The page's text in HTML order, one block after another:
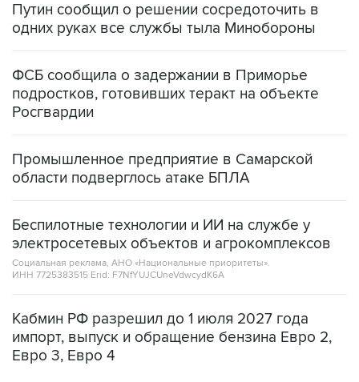
Путин сообщил о решении сосредоточить в
одних руках все службы тыла Минобороны
ФСБ сообщила о задержании в Приморье
подростков, готовивших теракт на объекте
Росгвардии
Промышленное предприятие в Самарской
области подверглось атаке БПЛА
Беспилотные технологии и ИИ на службе у
электросетевых объектов и агрокомплексов
Социальная реклама, АНО «Национальные приоритеты».
ИНН 7725383515 Erid: F7NfYUJCUneVdwcydK6A
Кабмин РФ разрешил до 1 июля 2027 года
импорт, выпуск и обращение бензина Евро 2,
Евро 3, Евро 4